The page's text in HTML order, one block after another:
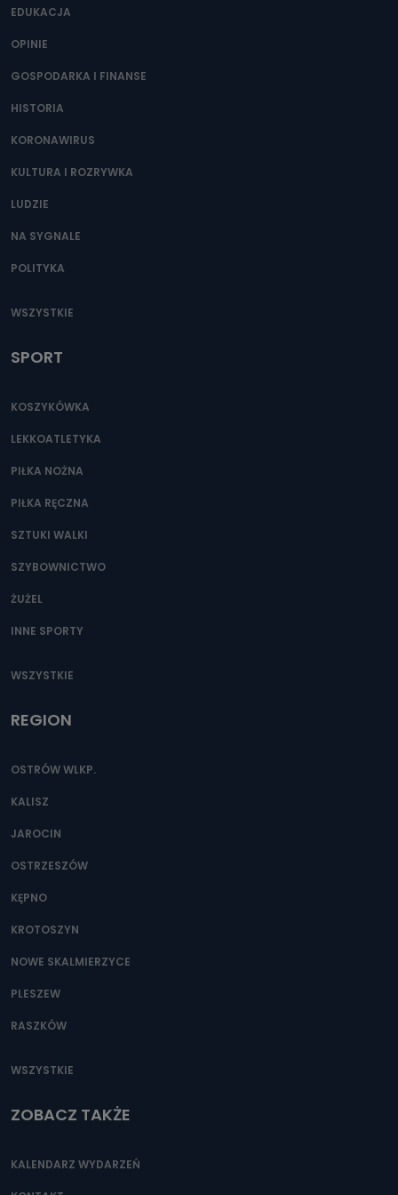
EDUKACJA
OPINIE
GOSPODARKA I FINANSE
HISTORIA
KORONAWIRUS
KULTURA I ROZRYWKA
LUDZIE
NA SYGNALE
POLITYKA
WSZYSTKIE
SPORT
KOSZYKÓWKA
LEKKOATLETYKA
PIŁKA NOŻNA
PIŁKA RĘCZNA
SZTUKI WALKI
SZYBOWNICTWO
ŻUŻEL
INNE SPORTY
WSZYSTKIE
REGION
OSTRÓW WLKP.
KALISZ
JAROCIN
OSTRZESZÓW
KĘPNO
KROTOSZYN
NOWE SKALMIERZYCE
PLESZEW
RASZKÓW
WSZYSTKIE
ZOBACZ TAKŻE
KALENDARZ WYDARZEŃ